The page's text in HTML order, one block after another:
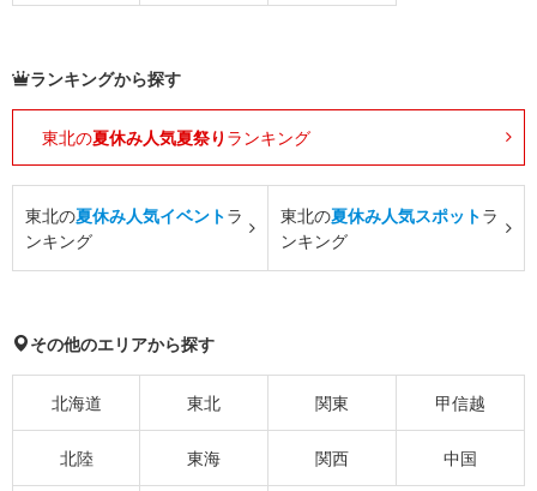
ランキングから探す
東北の夏休み人気夏祭り ランキング
東北の夏休み人気イベントラ
ンキング
東北の夏休み人気スポットラ
ンキング
その他のエリアから探す
北海道 東北 関東 甲信越
北陸 東海 関西 中国